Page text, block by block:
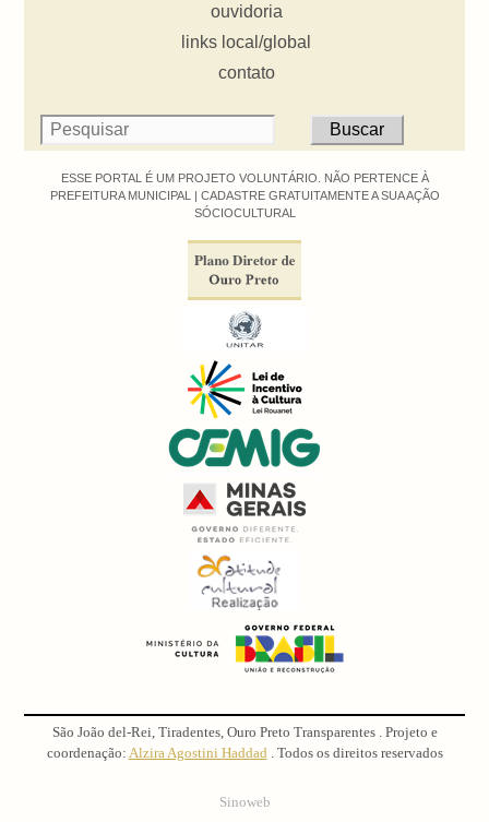
ouvidoria
links local/global
contato
ESSE PORTAL É UM PROJETO VOLUNTÁRIO. NÃO PERTENCE À
PREFEITURA MUNICIPAL | CADASTRE GRATUITAMENTE A SUA AÇÃO
SÓCIOCULTURAL
São João del-Rei, Tiradentes, Ouro Preto Transparentes . Projeto e
coordenação: Alzira Agostini Haddad . Todos os direitos reservados
Sinoweb